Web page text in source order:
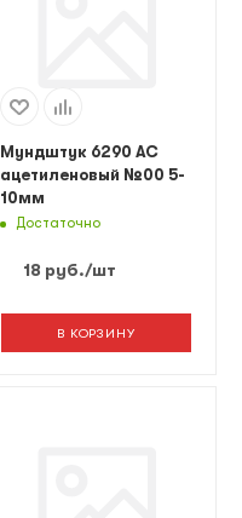
Мундштук 6290 AC
ацетиленовый №00 5-
10мм
Достаточно
18 руб./шт
В КОРЗИНУ